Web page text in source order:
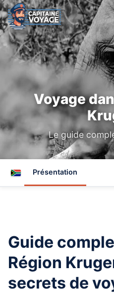
Voyage
Le guide
Présentation
Guide
Région
secrets de